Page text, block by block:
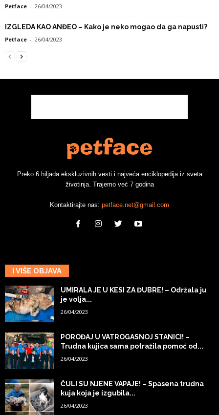
Petface - 26/04/2023
IZGLEDA KAO ANĐEO – Kako je neko mogao da ga napusti?
Petface - 26/04/2023
Preko 6 hiljada ekskluzivnih vesti i najveća enciklopedija iz sveta
životinja. Trajemo već 7 godina
Kontaktirajte nas: petface.net@gmail.com
I VIŠE OBJAVA
UMIRALA JE U KESI ZA ĐUBRE! – Održala ju
je volja...
26/04/2023
POROĐAJ U VATROGASNOJ STANICI! –
Trudna kujica sama potražila pomoć od...
26/04/2023
ČULI SU NJENE VAPAJE! – Spasena trudna
kuja koja je izgubila...
26/04/2023